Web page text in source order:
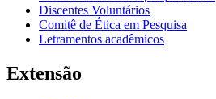
Discentes Voluntários
Comitê de Ética em Pesquisa
Letramentos acadêmicos
Extensão